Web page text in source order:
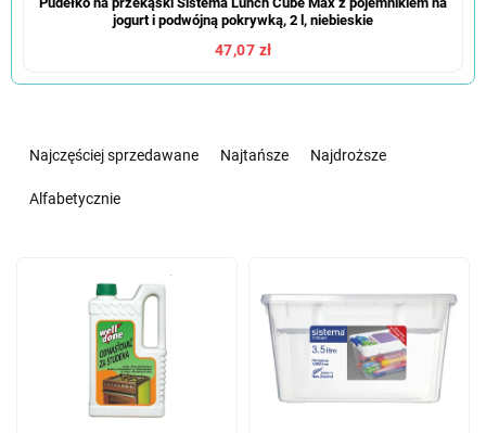
jogurt i podwójną pokrywką, 2 l, niebieskie
47,07 zł
Najczęściej sprzedawane Najtańsze Najdroższe
Alfabetycznie